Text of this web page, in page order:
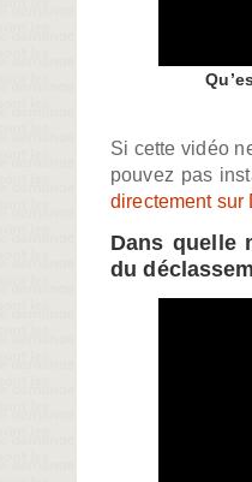
Si cette vidéo
pouvez pas
directement sur
Dans quelle
du